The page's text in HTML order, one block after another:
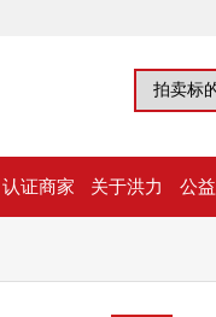
认证商家 关于洪力 公